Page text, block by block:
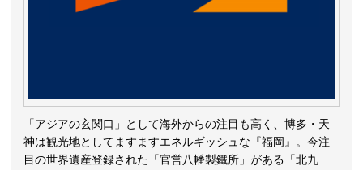
「アジアの玄関口」として海外からの注目も高く、博多・天
神は観光地としてますますエネルギッシュな『福岡』。今注
目の世界遺産登録された「官営八幡製鐵所」がある「北九